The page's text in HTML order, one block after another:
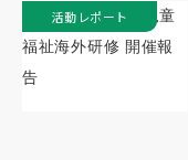
活動レポート